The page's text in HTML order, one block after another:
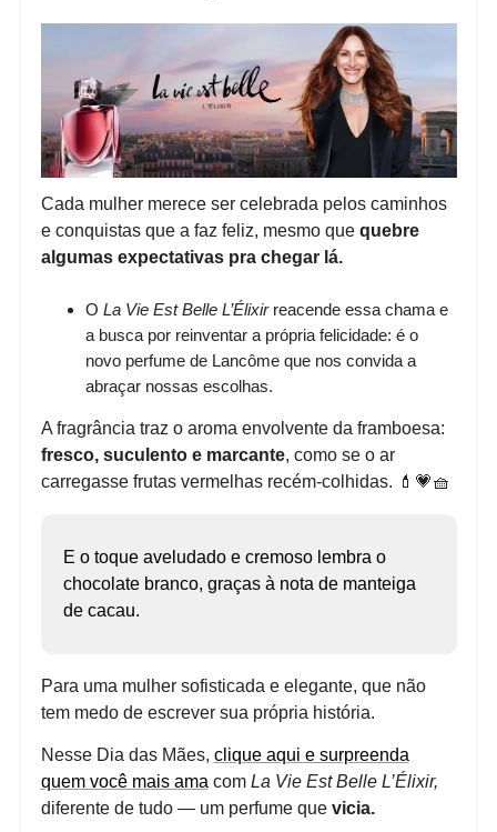
Cada mulher merece ser celebrada pelos caminhos
e conquistas que a faz feliz, mesmo que quebre
algumas expectativas pra chegar lá.
O La Vie Est Belle L’Élixirreacende essa chama e
a busca por reinventar a própria felicidade: é o
novo perfume de Lancôme que nos convida a
abraçar nossas escolhas.
A fragrância traz o aroma envolvente da framboesa:
fresco, suculento e marcante, como se o ar
carregasse frutas vermelhas recém-colhidas. 💄💗🧺
E o toque aveludado e cremoso lembra o
chocolate branco, graças à nota de manteiga
de cacau.
Para uma mulher sofisticada e elegante, que não
tem medo de escrever sua própria história.
Nesse Dia das Mães, clique aqui e surpreenda
quem você mais ama com La Vie Est Belle L’Élixir,
diferente de tudo — um perfume que vicia.